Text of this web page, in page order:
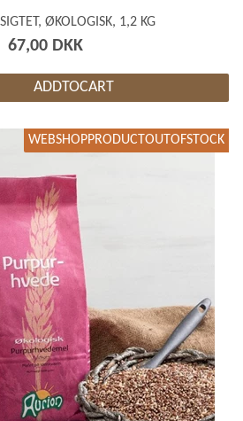
ØKOLOGISK, 1,2 KG
67,00 DKK
ADDTOCART
WEBSHOPPRODUCTOUTOFSTOCK